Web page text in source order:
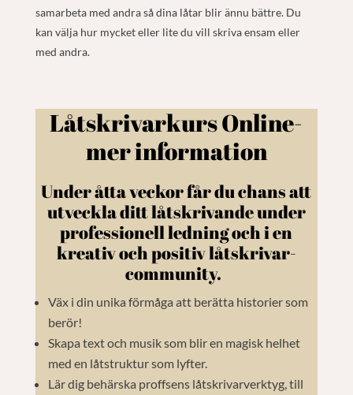
samarbeta med andra så dina låtar blir ännu bättre. Du
kan välja hur mycket eller lite du vill skriva ensam eller
med andra.
Låtskrivarkurs Online-
mer information
Under åtta veckor får du chans att
utveckla ditt låtskrivande under
professionell ledning och i en
kreativ och positiv låtskrivar-
community.
Väx i din unika förmåga att berätta historier som
berör!
Skapa text och musik som blir en magisk helhet
med en låtstruktur som lyfter.
Lär dig behärska proffsens låtskrivarverktyg, till